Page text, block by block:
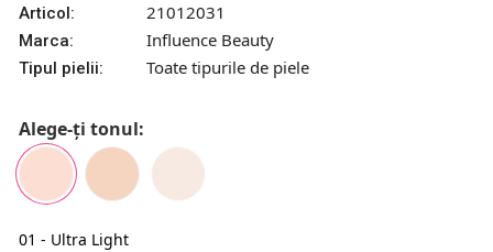
Articol: 21012031
Marca: Influence Beauty
Tipul pielii: Toate tipurile de piele
Alege-ți tonul:
01 - Ultra Light